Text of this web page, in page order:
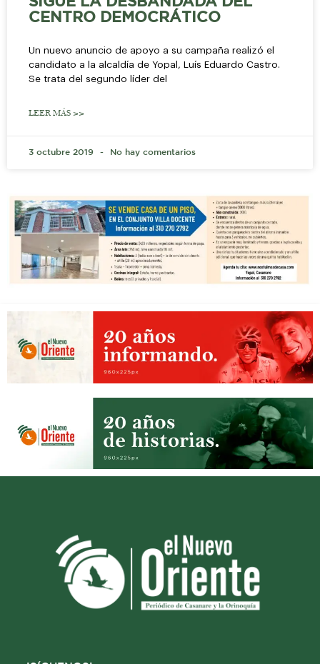
CENTRO DEMOCRÁTICO
Un nuevo anuncio de apoyo a su campaña realizó el
candidato a la alcaldía de Yopal, Luís Eduardo Castro.
Se trata del segundo líder del
LEER MÁS >>
3 octubre 2019 No hay comentarios